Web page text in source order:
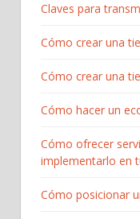
Claves para
Cómo crear una
Cómo crear una
Cómo hacer un
Cómo ofrecer
implementarlo en
Cómo posicionar